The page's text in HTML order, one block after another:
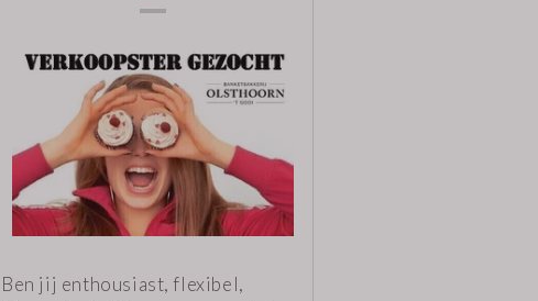
Ben jij enthousiast, flexibel,